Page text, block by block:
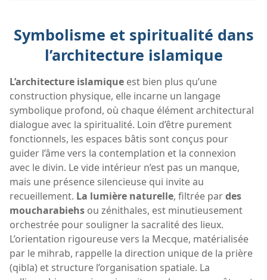
Symbolisme et spiritualité dans
l’architecture islamique
L’architecture islamique est bien plus qu’une
construction physique, elle incarne un langage
symbolique profond, où chaque élément architectural
dialogue avec la spiritualité. Loin d’être purement
fonctionnels, les espaces bâtis sont conçus pour
guider l’âme vers la contemplation et la connexion
avec le divin. Le vide intérieur n’est pas un manque,
mais une présence silencieuse qui invite au
recueillement. La lumière naturelle, filtrée pardes
moucharabiehs ou zénithales, est minutieusement
orchestrée pour souligner la sacralité des lieux.
L’orientation rigoureuse vers la Mecque, matérialisée
par le mihrab, rappelle la direction unique de la prière
(qibla) et structure l’organisation spatiale. La